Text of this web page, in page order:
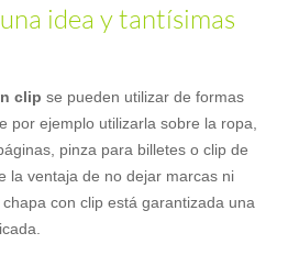
idea y tantísimas
clip se pueden utilizar de formas
por ejemplo utilizarla sobre la ropa,
pinza para billetes o clip de
la ventaja de no dejar marcas ni
con clip está garantizada una